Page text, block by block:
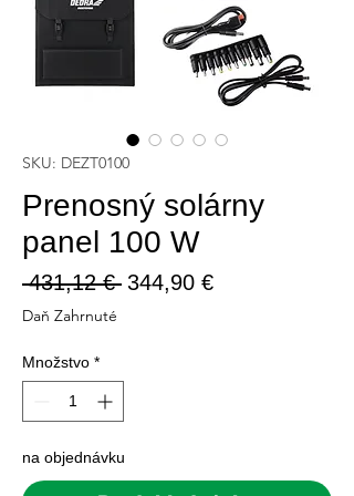
SKU: DEZT0100
Prenosný solárny
panel 100 W
431,12 € Normálna
344,90 €Zľavnená
Daň Zahrnuté
Množstvo *
na objednávku